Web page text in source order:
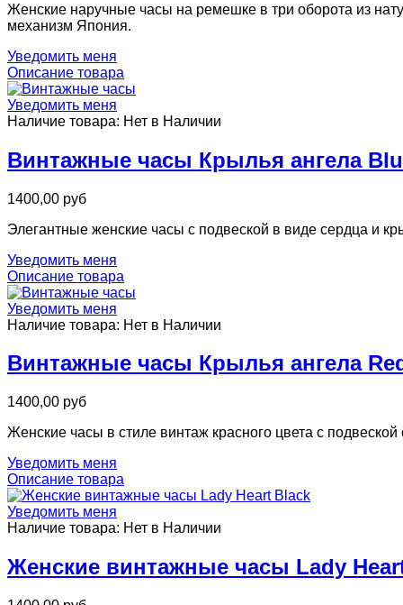
Женские наручные часы на ремешке в три оборота из
механизм Япония.
Уведомить меня
Описание товара
Уведомить меня
Наличие товара: Нет в Наличии
Винтажные часы Крылья ангела
1400,00 руб
Элегантные женские часы с подвеской в виде сердца и
Уведомить меня
Описание товара
Уведомить меня
Наличие товара: Нет в Наличии
Винтажные часы Крылья ангела
1400,00 руб
Женские часы в стиле винтаж красного цвета с
Уведомить меня
Описание товара
Уведомить меня
Наличие товара: Нет в Наличии
Женские винтажные часы Lady